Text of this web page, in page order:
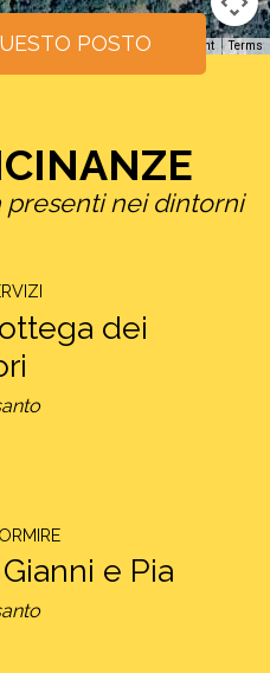
Image may be subject to copyright Terms
POSTO
nei dintorni
dei
e Pia